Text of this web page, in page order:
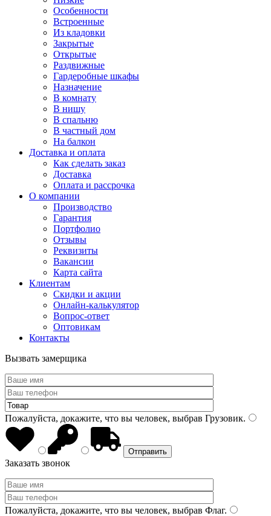
Особенности
Встроенные
Из кладовки
Закрытые
Открытые
Раздвижные
Гардеробные шкафы
Назначение
В комнату
В нишу
В спальню
В частный дом
На балкон
Доставка и оплата
Как сделать заказ
Доставка
Оплата и рассрочка
О компании
Производство
Гарантия
Портфолио
Отзывы
Реквизиты
Вакансии
Карта сайта
Клиентам
Скидки и акции
Онлайн-калькулятор
Вопрос-ответ
Оптовикам
Контакты
Вызвать замерщика
Пожалуйста, докажите, что вы человек, выбрав Грузовик.
Заказать звонок
Пожалуйста, докажите, что вы человек, выбрав Флаг.